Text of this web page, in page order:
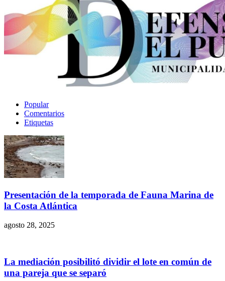
Popular
Comentarios
Etiquetas
Presentación de la temporada de Fauna Marina de
la Costa Atlántica
agosto 28, 2025
La mediación posibilitó dividir el lote en común de
una pareja que se separó